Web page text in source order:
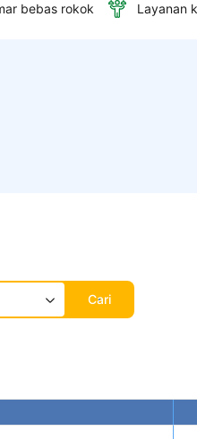
bebas rokok Layanan
Cari